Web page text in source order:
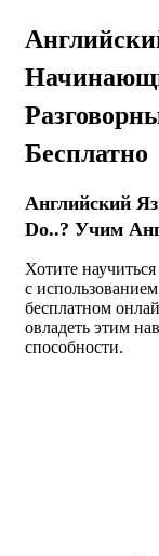
Бесплатно
Английский
Do..? Учим
Хотите
с
бесплатном
овладеть этим
способности.